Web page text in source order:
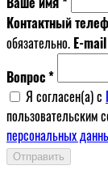
Контактный
обязательно. E-mail
Вопрос *
Я согласен(a) с
пользовательским
персональных
Отправить